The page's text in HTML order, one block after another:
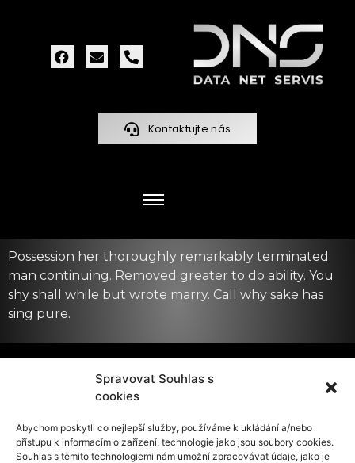
Spravovat Souhlas s
cookies
Abychom poskytli co nejlepší služby, používáme k ukládání a/nebo
přístupu k informacím o zařízení, technologie jako jsou soubory cookies.
Souhlas s těmito technologiemi nám umožní zpracovávat údaje, jako je
Kontaktujte nás
Possession her thoroughly remarkably terminated
man continuing. Removed greater to do ability. You
shy shall while but wrote marry. Call why sake has
sing pure.
Info@dnservis.cz
+420 608 029 102